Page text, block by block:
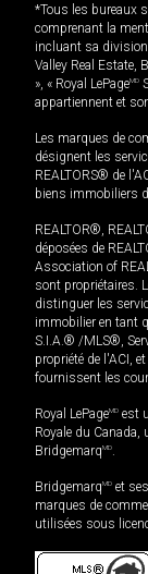
*Tous les bureaux
comprenant la
incluant sa division
Valley Real Estate,
», « Royal LePageMD
appartiennent et
Les marques de
désignent les
REALTORS® de
biens immobiliers
REALTOR®,
déposées de
Association of
sont propriétaires.
distinguer les
immobilier en tant
S.I.A.® /MLS®,
propriété de l'ACI,
fournissent les
Royal LePageMD est
Royale du
BridgemarqMD.
BridgemarqMD et
marques de
utilisées sous